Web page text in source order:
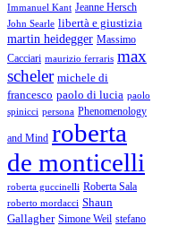
Immanuel Kant Jeanne Hersch
John Searle libertà e giustizia
martin heidegger Massimo
Cacciari maurizio ferraris max
scheler michele di
francesco paolo di lucia paolo
spinicci persona Phenomenology
and Mind roberta
de monticelli
roberta guccinelli Roberta Sala
roberto mordacci Shaun
Gallagher Simone Weil stefano